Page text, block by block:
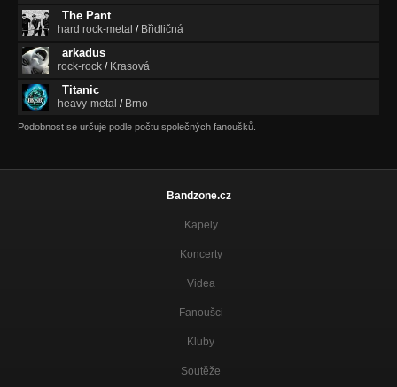
The Pant
hard rock-metal / Břidličná
arkadus
rock-rock / Krasová
Titanic
heavy-metal / Brno
Podobnost se určuje podle počtu společných fanoušků.
Bandzone.cz
Kapely
Koncerty
Videa
Fanoušci
Kluby
Soutěže